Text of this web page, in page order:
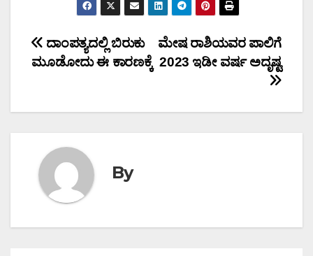
Post
ಮೇಷ ರಾಶಿಯವರ ಪಾಲಿಗೆ
2023 ಇಡೀ ವರ್ಷ ಅದೃಷ್ಟ
ದಾಂಪತ್ಯದಲ್ಲಿ ಬಿರುಕು
ಮೂಡೋದು ಈ ಕಾರಣಕ್ಕೆ
By